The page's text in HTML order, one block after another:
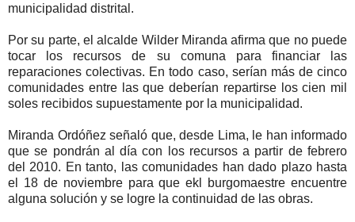
municipalidad distrital.
Por su parte, el alcalde Wilder Miranda afirma que no puede
tocar los recursos de su comuna para financiar las
reparaciones colectivas. En todo caso, serían más de cinco
comunidades entre las que deberían repartirse los cien mil
soles recibidos supuestamente por la municipalidad.
Miranda Ordóñez señaló que, desde Lima, le han informado
que se pondrán al día con los recursos a partir de febrero
del 2010. En tanto, las comunidades han dado plazo hasta
el 18 de noviembre para que ekl burgomaestre encuentre
alguna solución y se logre la continuidad de las obras.